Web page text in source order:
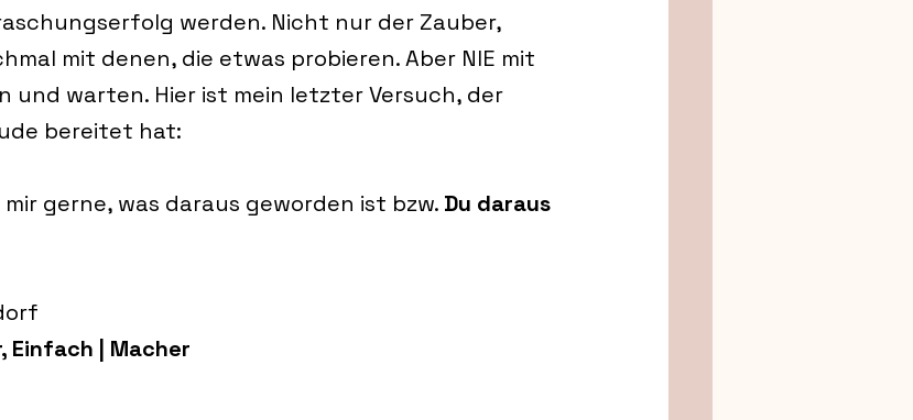
werden. Nicht nur der Zauber,
mit denen, die etwas probieren. Aber NIE mit
und warten. Hier ist mein letzter Versuch, der
bereitet hat:
gerne, was daraus geworden ist bzw. Du daraus
Einfach | Macher